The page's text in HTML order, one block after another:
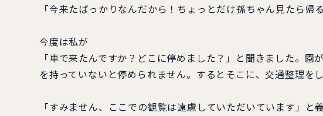
「今来たばっかりなんだから！ちょっとだけ孫ちゃん見たら帰
今度は私が
「車で来たんですか？どこに停めました？」と聞きました。
を持っていないと停められません。するとそこに、交通整理を
「すみません、ここでの観覧は遠慮していただいています」と